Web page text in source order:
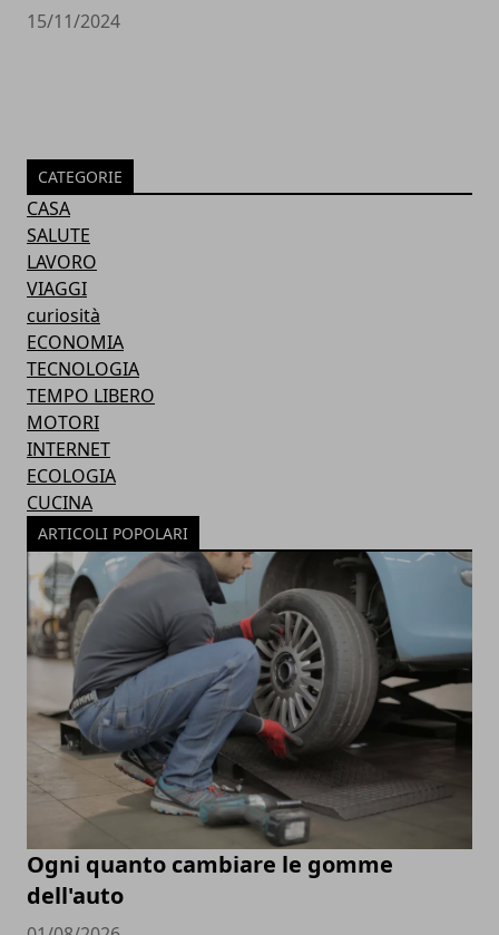
15/11/2024
CATEGORIE
CASA
SALUTE
LAVORO
VIAGGI
curiosità
ECONOMIA
TECNOLOGIA
TEMPO LIBERO
MOTORI
INTERNET
ECOLOGIA
CUCINA
ARTICOLI POPOLARI
Ogni quanto cambiare le gomme
dell'auto